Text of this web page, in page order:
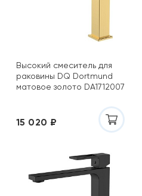
Высокий смеситель для
раковины DQ Dortmund
матовое золото DA1712007
15 020 ₽